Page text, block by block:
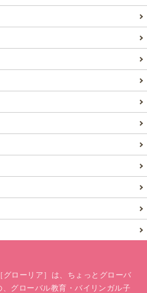
ローリア］は、ちょっとグローバ
グローバル教育・バイリンガル子